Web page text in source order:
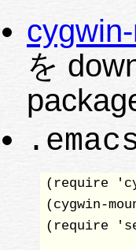
を
(require
(cygwin-
(require